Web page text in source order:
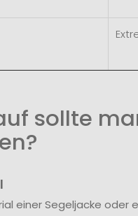
sollte
einer Segeljacke